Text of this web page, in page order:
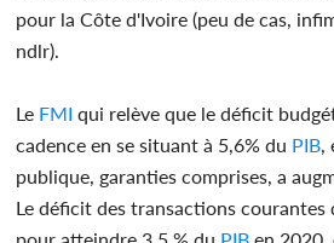
pour la Côte d'Ivoire (peu de cas,
ndlr).
Le FMI qui relève que le déficit
cadence en se situant à 5,6% du PIB
publique, garanties comprises, a
Le déficit des transactions courantes